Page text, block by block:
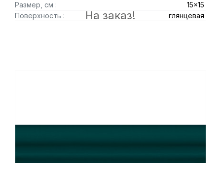
Размер, см :
15x15
Поверхность :
глянцевая
На заказ!